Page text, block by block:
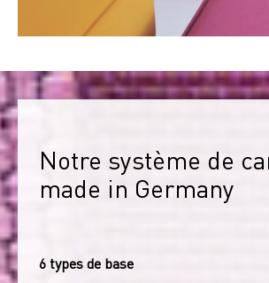
Notre système de
made in Germany
6 types de base